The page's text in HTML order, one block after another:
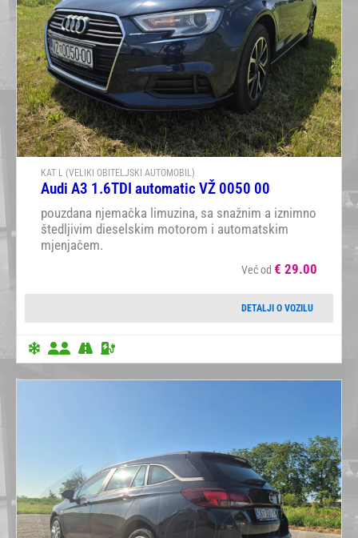
KAT L (VELIKI OBITELJSKI AUTOMOBIL)
Audi A3 1.6TDI automatic VŽ 0050 00
pouzdana njemačka limuzina, sa snažnim a iznimno
štedljivim dieselskim motorom i automatskim
mjenjačem.
Već od € 29.00
DETALJI O VOZILU